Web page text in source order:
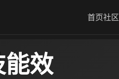
首页社区
效